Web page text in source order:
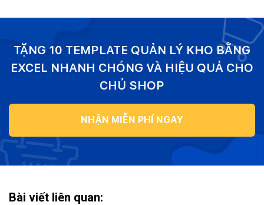
TẶNG 10 TEMPLATE QUẢN LÝ KHO BẰNG
EXCEL NHANH CHÓNG VÀ HIỆU QUẢ CHO
CHỦ SHOP
NHẬN MIỄN PHÍ NGAY
Bài viết liên quan: